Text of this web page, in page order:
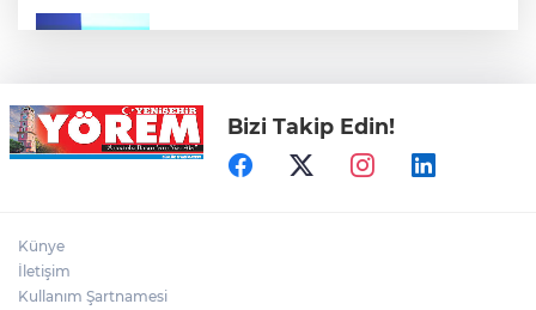
Bursa'nın Temmuz ayı ihracatı 3 milyar
914 milyon dolara ulaştı
Bizi Takip Edin!
Künye
İletişim
Kullanım Şartnamesi